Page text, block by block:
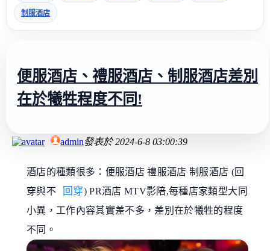
制服酒店
便服酒店、禮服酒店、制服酒店差別
在於犧牲程度不同!
admin發表於2024-6-8 03:00:39
酒店的種類很多：便服酒店 禮服酒店 制服酒店 (回
穿與不
回穿) PR酒店 MTV影陪,每種店家類型大同
小異，工作內容其實差不多，差別在於犧牲的程度
不同。